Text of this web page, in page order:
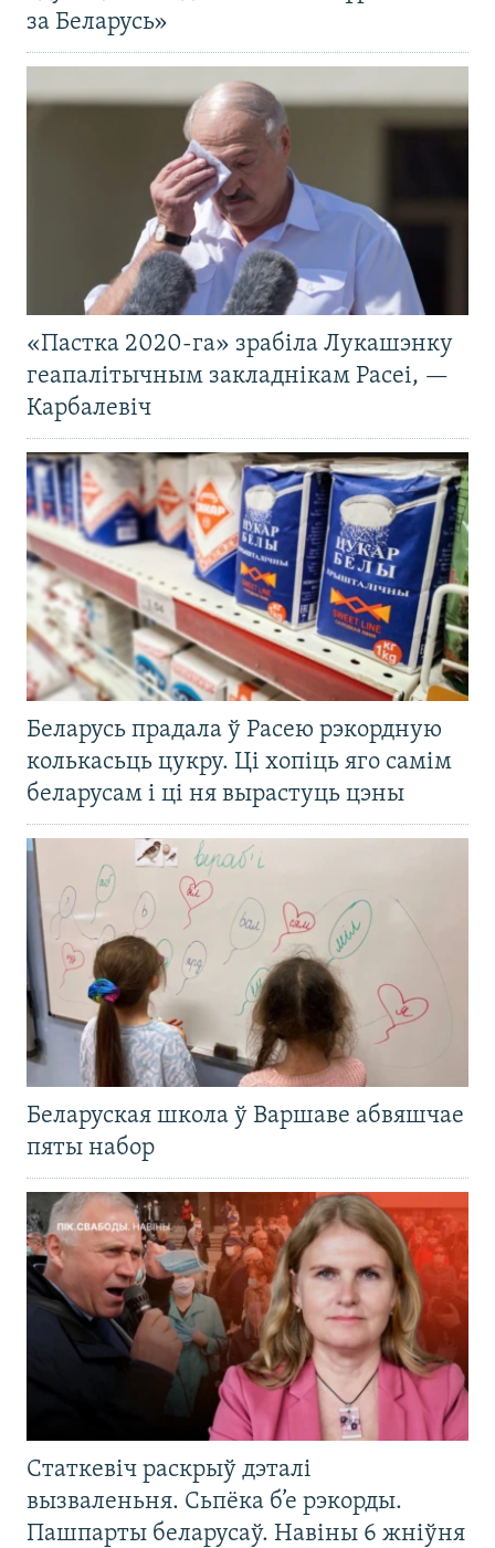
за Беларусь»
«Пастка 2020-га» зрабіла Лукашэнку
геапалітычным закладнікам Расеі, —
Карбалевіч
Беларусь прадала ў Расею рэкордную
колькасьць цукру. Ці хопіць яго самім
беларусам і ці ня вырастуць цэны
Беларуская школа ў Варшаве абвяшчае
пяты набор
Статкевіч раскрыў дэталі
вызваленьня. Сьпёка б’е рэкорды.
Пашпарты беларусаў. Навіны 6 жніўня